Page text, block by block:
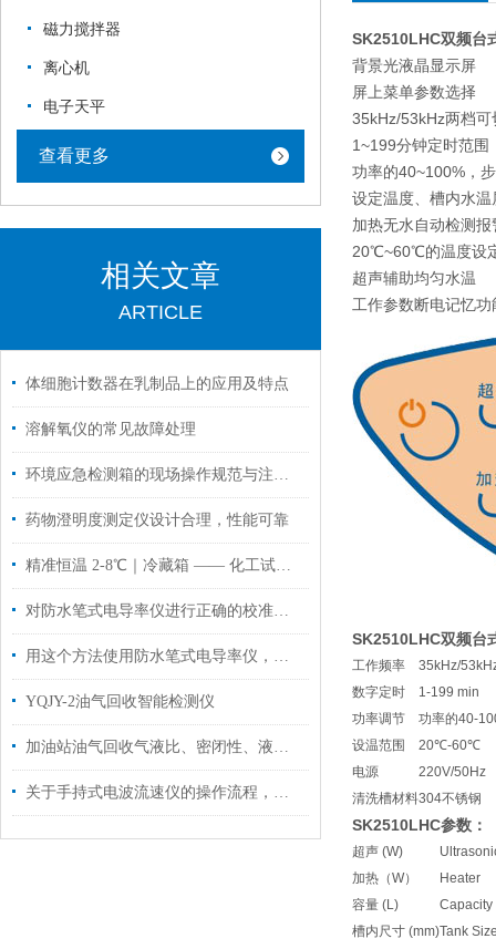
磁力搅拌器
离心机
电子天平
查看更多
相关文章
ARTICLE
体细胞计数器在乳制品上的应用及特点
溶解氧仪的常见故障处理
环境应急检测箱的现场操作规范与注意事项
药物澄明度测定仪设计合理，性能可靠
精准恒温 2-8℃｜冷藏箱 —— 化工试剂与样品存储的可靠之选
对防水笔式电导率仪进行正确的校准，可以大大提高工作效率
用这个方法使用防水笔式电导率仪，效果更好哦！
YQJY-2油气回收智能检测仪
加油站油气回收气液比、密闭性、液阻三项检测
关于手持式电波流速仪的操作流程，这里有详细的
SK2510LHC双频台
背景光液晶显示屏
屏上菜单参数选择
35kHz/53kHz两档
1~199分钟定时范围
功率的40~100%，
设定温度、槽内水
加热无水自动检测报
20℃~60℃的温度设
超声辅助均匀水温
工作参数断电记忆功
SK2510LHC双频台
工作频率
35kHz/
数字定时
1-199 min
功率调节
功率的40-
设温范围
20℃-60℃
电源
220V/50Hz
清洗槽材料304不锈钢
SK2510LHC参数：
超声 (W)
加热（W）
Heater
容量 (L)
Capacity
槽内尺寸 (mm)Tank